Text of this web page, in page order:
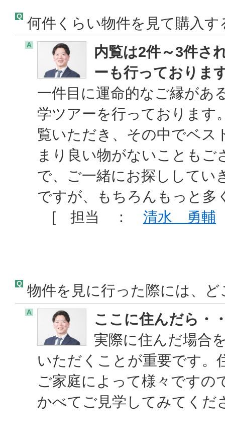
Q 何件くらい物件を見て購入
A
内覧は2件～3件さ
ーも行っておりま
一件目に運命的なご縁があ
学ツアーを行っております
覧いただき、その中でベス
まり良い物がないことも
で、ご一緒にお探ししてい
ですが、もちろんもっと多
[ 担当 ： 清水 勇輔
Q 物件を見に行った際には、
A
ここに住んだら・
実際に住んだ場合
いただくことが重要です。
ご家庭によって様々ですの
かべてご見学してみて